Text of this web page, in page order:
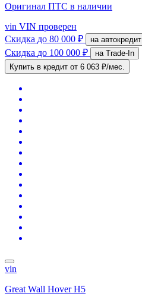
Оригинал ПТС в наличии
vin VIN проверен
Скидка до 80 000 ₽ на автокредит
Скидка до 100 000 ₽
на Trade-In
Купить в кредит от 6 063 ₽/мес.
vin
Great Wall Hover H5